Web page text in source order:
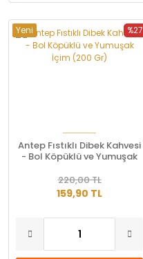
%27
Yeni
Antep Fıstıklı Dibek Kahvesi
- Bol Köpüklü ve Yumuşak
159,90 TL
220,00 TL